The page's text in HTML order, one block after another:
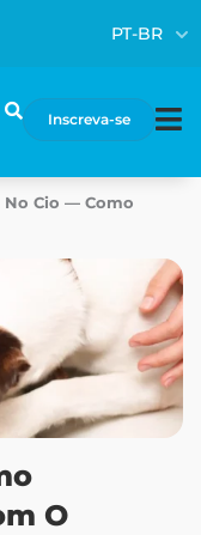
PT-BR
Inscreva-se
Pesquisar
No Cio — Como
O